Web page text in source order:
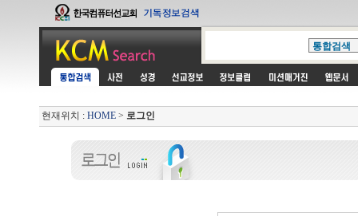
현재위치 : HOME > 로그인